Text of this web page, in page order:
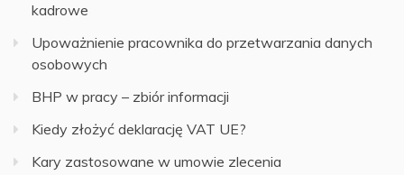
kadrowe
Upoważnienie pracownika do przetwarzania danych
osobowych
BHP w pracy – zbiór informacji
Kiedy złożyć deklarację VAT UE?
Kary zastosowane w umowie zlecenia